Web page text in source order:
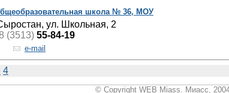
школа № 36, МОУ
ул. Школьная, 2
(3513) 55-84-19
e-mail
4
© Copyright WEB Miass. Миасс,